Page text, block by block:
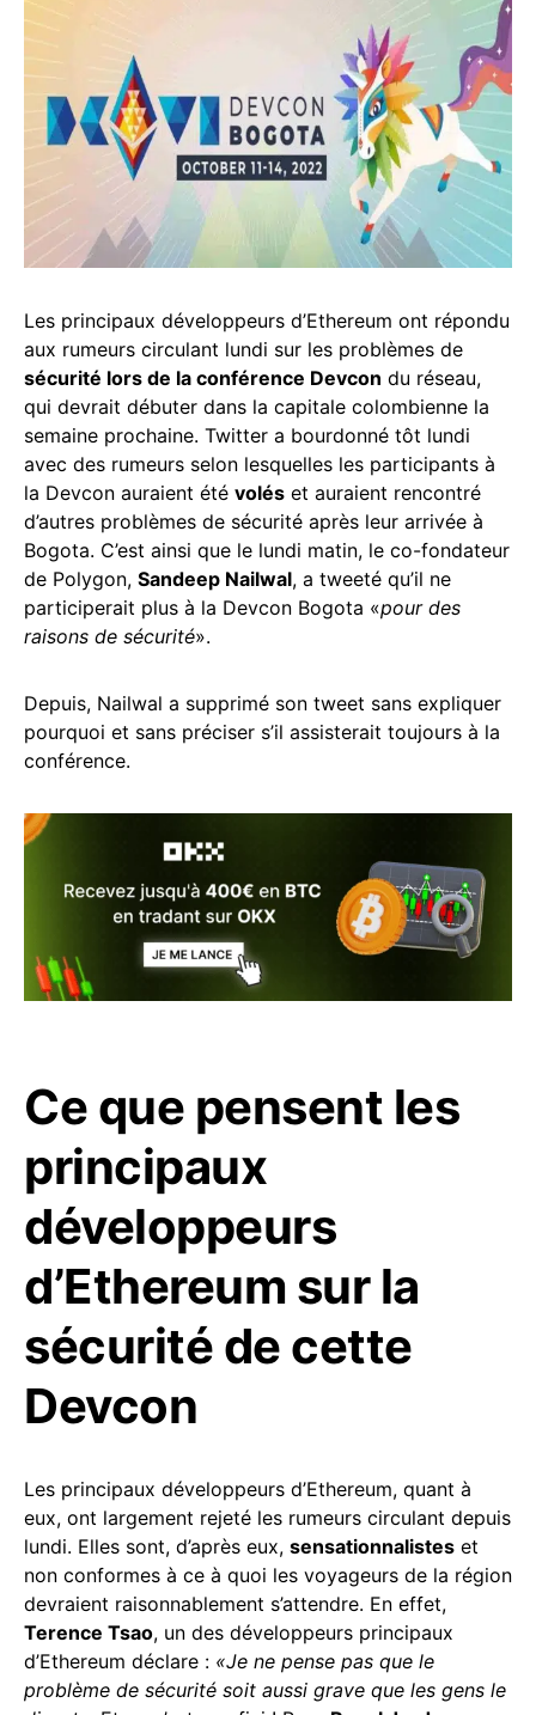
Les principaux développeurs d’Ethereum ont répondu
aux rumeurs circulant lundi sur les problèmes de
sécurité lors de la conférence Devcon du réseau,
qui devrait débuter dans la capitale colombienne la
semaine prochaine. Twitter a bourdonné tôt lundi
avec des rumeurs selon lesquelles les participants à
la Devcon auraient été volés et auraient rencontré
d’autres problèmes de sécurité après leur arrivée à
Bogota. C’est ainsi que le lundi matin, le co-fondateur
de Polygon, Sandeep Nailwal, a tweeté qu’il ne
participerait plus à la Devcon Bogota «pour des
raisons de sécurité».
Depuis, Nailwal a supprimé son tweet sans expliquer
pourquoi et sans préciser s’il assisterait toujours à la
conférence.
Ce que pensent les
principaux
développeurs
d’Ethereum sur la
sécurité de cette
Devcon
Les principaux développeurs d’Ethereum, quant à
eux, ont largement rejeté les rumeurs circulant depuis
lundi. Elles sont, d’après eux, sensationnalistes et
non conformes à ce à quoi les voyageurs de la région
devraient raisonnablement s’attendre. En effet,
Terence Tsao, un des développeurs principaux
d’Ethereum déclare : «Je ne pense pas que le
problème de sécurité soit aussi grave que les gens le